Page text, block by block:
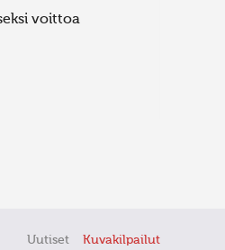
voittoa
Uutiset Kuvakilpailut